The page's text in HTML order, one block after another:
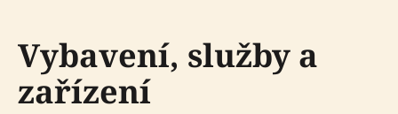
Vybavení, služby a
zařízení